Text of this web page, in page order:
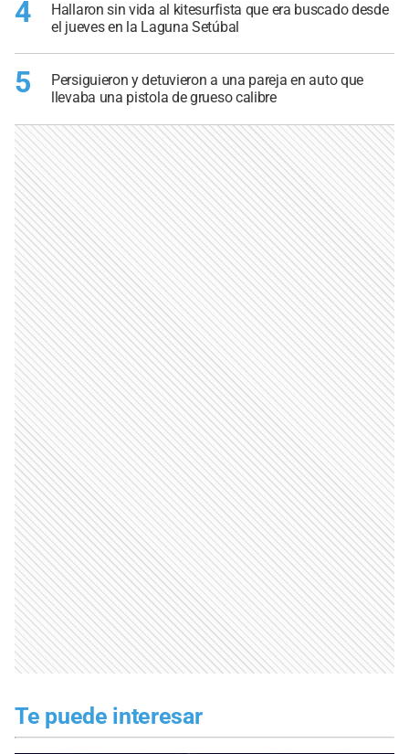
4
Hallaron sin vida al kitesurfista que era buscado desde
el jueves en la Laguna Setúbal
5
Persiguieron y detuvieron a una pareja en auto que
llevaba una pistola de grueso calibre
Te puede interesar